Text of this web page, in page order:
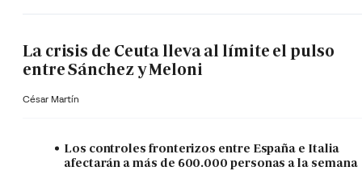
La crisis de Ceuta lleva al límite el pulso
entre Sánchez y Meloni
César Martín
Los controles fronterizos entre España e Italia
afectarán a más de 600.000 personas a la semana